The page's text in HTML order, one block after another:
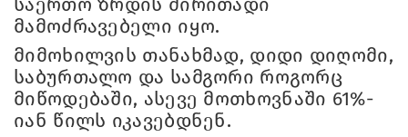
საერთო ზრდის ძირითადი
მამოძრავებელი იყო.
მიმოხილვის თანახმად, დიდი დიღომი,
საბურთალო და სამგორი როგორც
მიწოდებაში, ასევე მოთხოვნაში 61%-
იან წილს იკავებდნენ.